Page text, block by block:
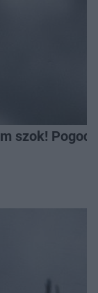
szok!